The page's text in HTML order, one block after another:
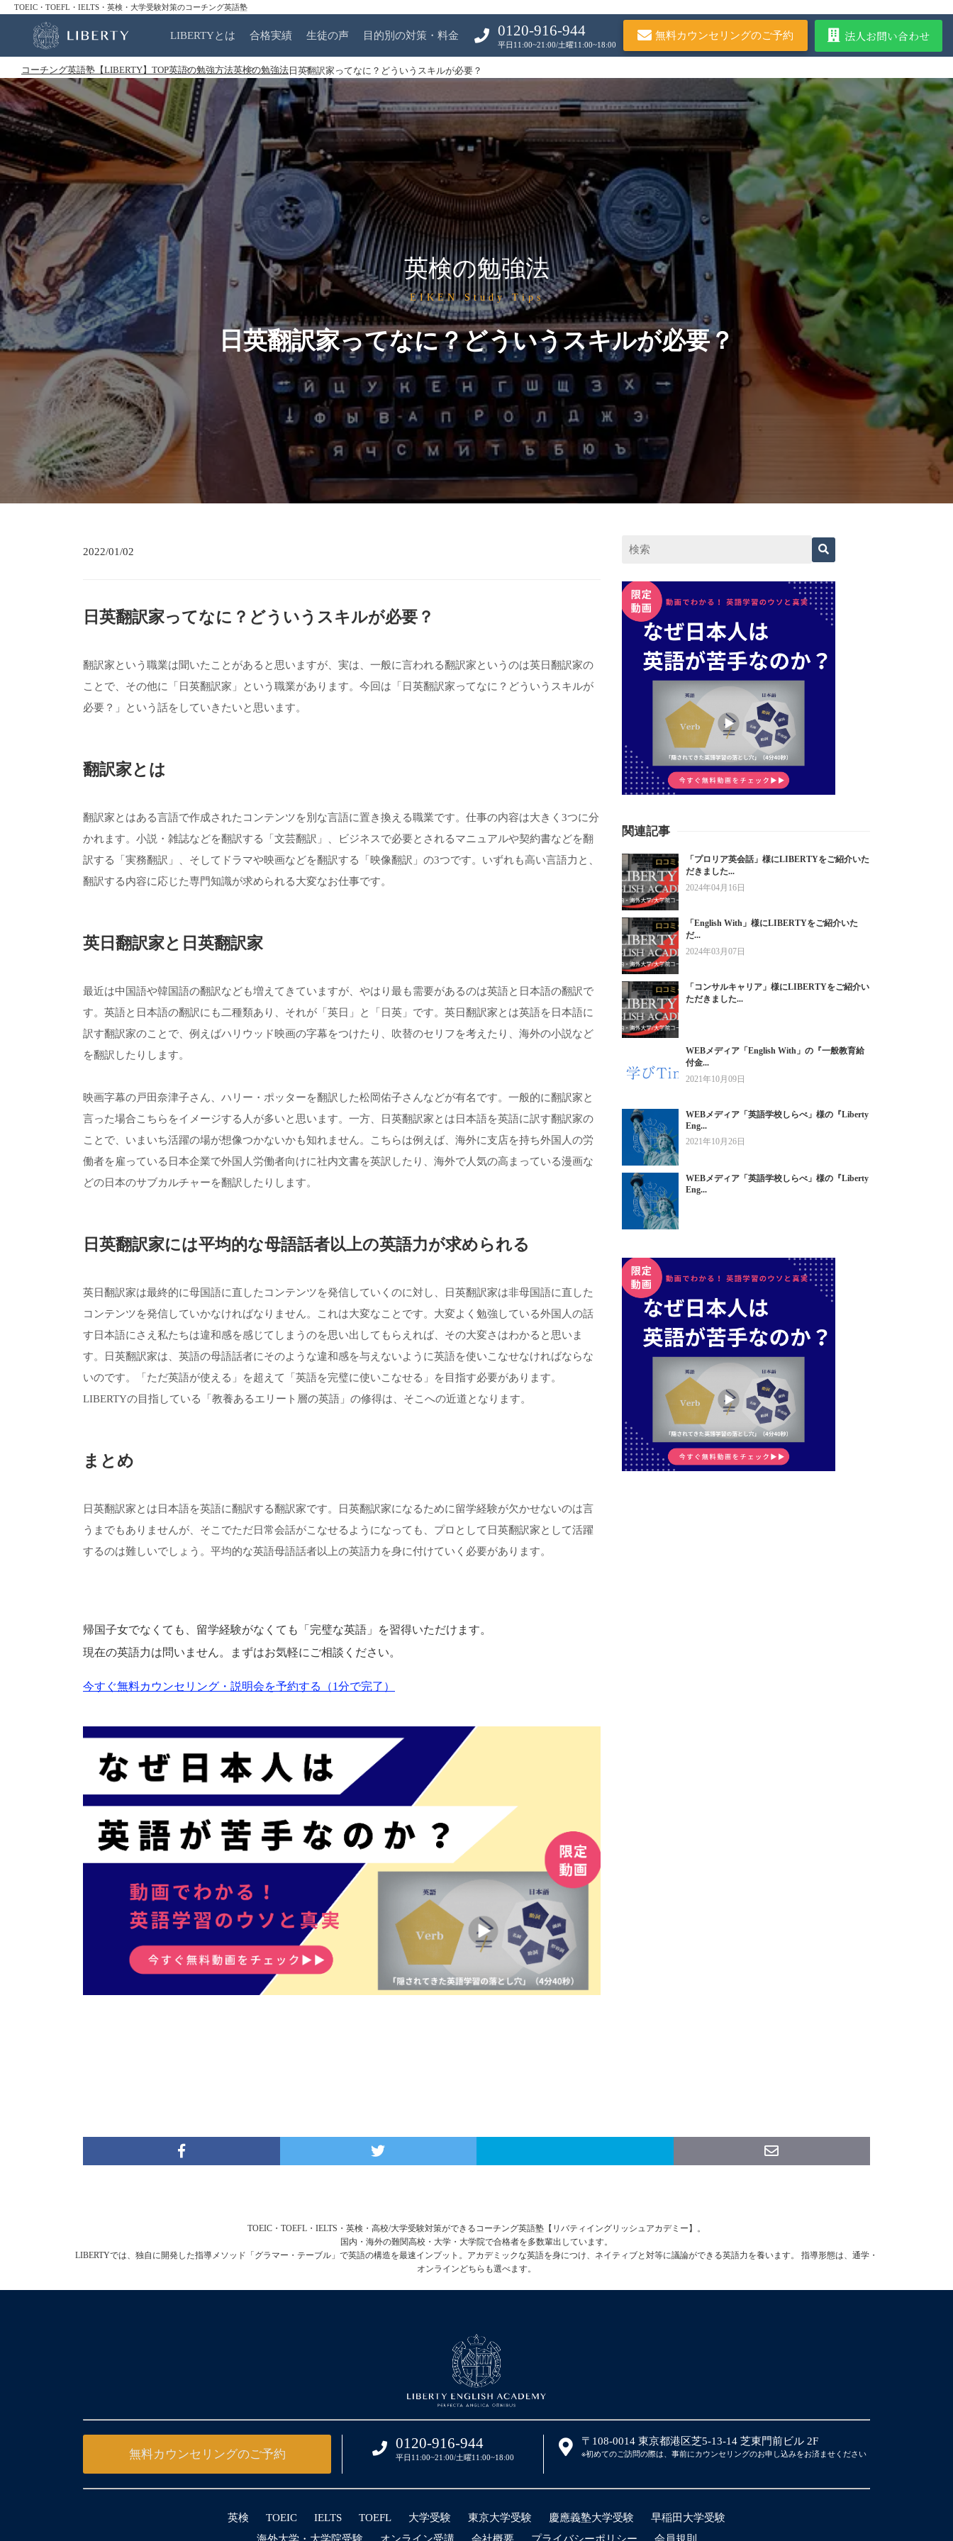
TOEIC・TOEFL・IELTS・英検・大学受験対策のコーチング英語塾
LIBERTYとは 合格実績 生徒の声 目的別の対策・料金 0120-916-944
平日11:00~21:00/土曜11:00~18:00
無料カウンセリングのご予約 法人お問い合わせ
コーチング英語塾【LIBERTY】TOP英語の勉強方法英検の勉強法日英翻訳家ってなに？どういうスキルが必要？
英検の勉強法
EIKEN Study Tips
日英翻訳家ってなに？どういうスキルが必要？
2022/01/02
日英翻訳家ってなに？どういうスキルが必要？
翻訳家という職業は聞いたことがあると思いますが、実は、一般に言われる翻訳家というのは英日翻訳家の
ことで、その他に「日英翻訳家」という職業があります。今回は「日英翻訳家ってなに？どういうスキルが
必要？」という話をしていきたいと思います。
翻訳家とは
翻訳家とはある言語で作成されたコンテンツを別な言語に置き換える職業です。仕事の内容は大きく3つに分
かれます。小説・雑誌などを翻訳する「文芸翻訳」、ビジネスで必要とされるマニュアルや契約書などを翻
訳する「実務翻訳」、そしてドラマや映画などを翻訳する「映像翻訳」の3つです。いずれも高い言語力と、
翻訳する内容に応じた専門知識が求められる大変なお仕事です。
英日翻訳家と日英翻訳家
最近は中国語や韓国語の翻訳なども増えてきていますが、やはり最も需要があるのは英語と日本語の翻訳で
す。英語と日本語の翻訳にも二種類あり、それが「英日」と「日英」です。英日翻訳家とは英語を日本語に
訳す翻訳家のことで、例えばハリウッド映画の字幕をつけたり、吹替のセリフを考えたり、海外の小説など
を翻訳したりします。
映画字幕の戸田奈津子さん、ハリー・ポッターを翻訳した松岡佑子さんなどが有名です。一般的に翻訳家と
言った場合こちらをイメージする人が多いと思います。一方、日英翻訳家とは日本語を英語に訳す翻訳家の
ことで、いまいち活躍の場が想像つかないかも知れません。こちらは例えば、海外に支店を持ち外国人の労
働者を雇っている日本企業で外国人労働者向けに社内文書を英訳したり、海外で人気の高まっている漫画な
どの日本のサブカルチャーを翻訳したりします。
日英翻訳家には平均的な母語話者以上の英語力が求められる
英日翻訳家は最終的に母国語に直したコンテンツを発信していくのに対し、日英翻訳家は非母国語に直した
コンテンツを発信していかなければなりません。これは大変なことです。大変よく勉強している外国人の話
す日本語にさえ私たちは違和感を感じてしまうのを思い出してもらえれば、その大変さはわかると思いま
す。日英翻訳家は、英語の母語話者にそのような違和感を与えないように英語を使いこなせなければならな
いのです。「ただ英語が使える」を超えて「英語を完璧に使いこなせる」を目指す必要があります。
LIBERTYの目指している「教養あるエリート層の英語」の修得は、そこへの近道となります。
まとめ
日英翻訳家とは日本語を英語に翻訳する翻訳家です。日英翻訳家になるために留学経験が欠かせないのは言
うまでもありませんが、そこでただ日常会話がこなせるようになっても、プロとして日英翻訳家として活躍
するのは難しいでしょう。平均的な英語母語話者以上の英語力を身に付けていく必要があります。
帰国子女でなくても、留学経験がなくても「完璧な英語」を習得いただけます。
現在の英語力は問いません。まずはお気軽にご相談ください。
今すぐ無料カウンセリング・説明会を予約する（1分で完了）
関連記事
「プロリア英会話」様にLIBERTYをご紹介いた
だきました...
2024年04月16日
「English With」様にLIBERTYをご紹介いた
だ...
2024年03月07日
「コンサルキャリア」様にLIBERTYをご紹介い
ただきました...
WEBメディア「English With」の『一般教育給
付金...
2021年10月09日
WEBメディア「英語学校しらべ」様の『Liberty
Eng...
2021年10月26日
WEBメディア「英語学校しらべ」様の『Liberty
Eng...
TOEIC・TOEFL・IELTS・英検・高校/大学受験対策ができるコーチング英語塾【リバティイングリッシュアカデミー】。
国内・海外の難関高校・大学・大学院で合格者を多数輩出しています。
LIBERTYでは、独自に開発した指導メソッド「グラマー・テーブル」で英語の構造を最速インプット。アカデミックな英語を身につけ、ネイティブと対等に議論ができる英語力を養います。 指導形態は、通学・
オンラインどちらも選べます。
無料カウンセリングのご予約
0120-916-944
平日11:00~21:00/土曜11:00~18:00
〒108-0014 東京都港区芝5-13-14 芝東門前ビル 2F
※初めてのご訪問の際は、事前にカウンセリングのお申し込みをお済ませください
英検 TOEIC IELTS TOEFL 大学受験 東京大学受験 慶應義塾大学受験
早稲田大学受験